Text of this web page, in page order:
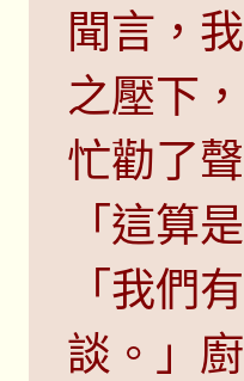
聞言，
之壓下
忙勸了
「這算
「我們
談。」